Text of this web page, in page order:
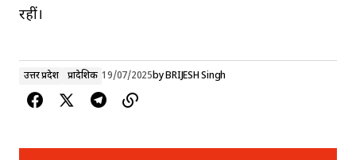
रहीं।
उत्तर प्रदेश प्रादेशिक 19/07/2025byBRIJESH Singh